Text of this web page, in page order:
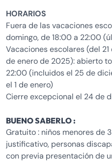
HORARIOS
Fuera de las vacaciones
domingo, de 18:00 a 22:00
Vacaciones escolares (del
de enero de 2025): abierto
22:00 (incluidos el 25 de
el 1 de enero)
Cierre excepcional el 24 de
BUENO SABERLO :
Gratuito : niños menores de
justificativo, personas
con previa presentación de